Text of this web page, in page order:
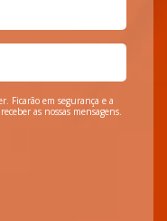
Ficarão em segurança e a
as nossas mensagens.